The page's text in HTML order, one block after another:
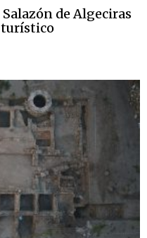
de Algeciras
turístico